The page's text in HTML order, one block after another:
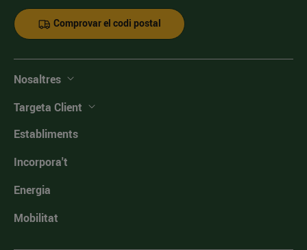
Comprovar el codi postal
Nosaltres
Targeta Client
Establiments
Incorpora't
Energia
Mobilitat